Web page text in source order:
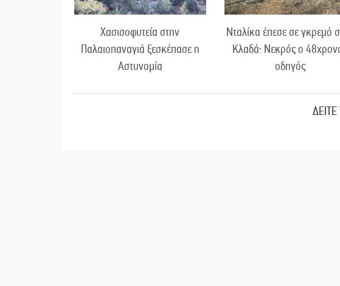
Χασισοφυτεία στην
Παλαιοπαναγιά ξεσκέπασε η
Αστυνομία
Νταλίκα έπεσε σε γκρεμό
Κλαδά: Νεκρός ο
οδηγός